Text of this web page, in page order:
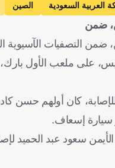
العربية السعودية الصين
ضمن
الآسيوية
على ملعب الأول
السعودي للإصابة،
سيارة إسعاف.